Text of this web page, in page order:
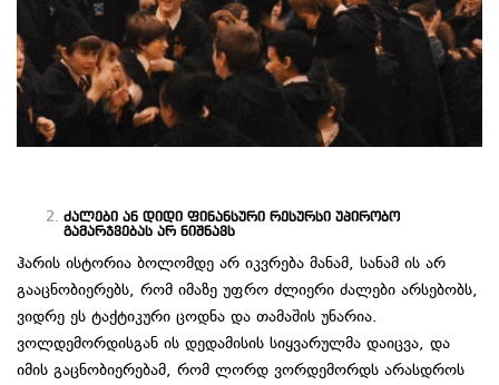
ძალები ან დიდი ფინანსური რესურსი უპირობო
გამარჯვებას არ ნიშნავს
ჰარის ისტორია ბოლომდე არ იკვრება მანამ, სანამ ის არ
გააცნობიერებს, რომ იმაზე უფრო ძლიერი ძალები არსებობს,
ვიდრე ეს ტაქტიკური ცოდნა და თამაშის უნარია.
ვოლდემორდისგან ის დედამისის სიყვარულმა დაიცვა, და
იმის გაცნობიერებამ, რომ ლორდ ვორდემორდს არასდროს